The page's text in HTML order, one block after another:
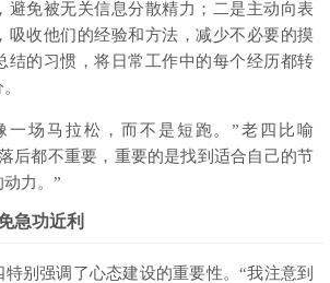
避免被无关信息分散精力；二是主动向表
吸收他们的经验和方法，减少不必要的摸
结的习惯，将日常工作中的每个经历都转
一场马拉松，而不是短跑。”老四比喻
后都不重要，重要的是找到适合自己的节
力。”
急功近利
别强调了心态建设的重要性。“我注意到